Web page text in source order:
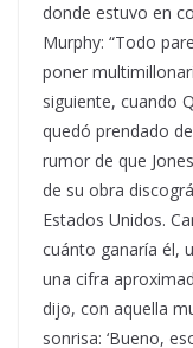
donde estuvo en
Murphy: “Todo
poner
siguiente, cuando
quedó prendado
rumor de que
de su obra
Estados Unidos.
cuánto ganaría él,
una cifra
dijo, con aquella
sonrisa: ‘Bueno,